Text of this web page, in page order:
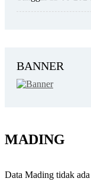
BANNER
MADING
Data Mading tidak ada